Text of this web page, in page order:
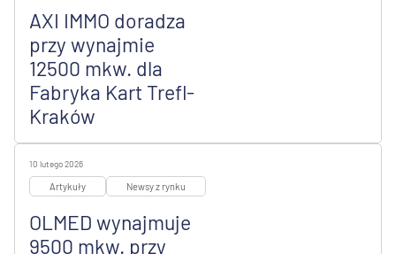
AXI IMMO doradza
przy wynajmie
12500 mkw. dla
Fabryka Kart Trefl-
Kraków
10 lutego 2026
Artykuły Newsy z rynku
OLMED wynajmuje
9500 mkw. przy